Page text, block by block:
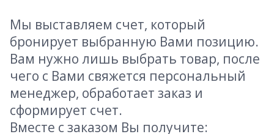
Мы выставляем счет, который
бронирует выбранную Вами позицию.
Вам нужно лишь выбрать товар, после
чего с Вами свяжется персональный
менеджер, обработает заказ и
сформирует счет.
Вместе с заказом Вы получите: